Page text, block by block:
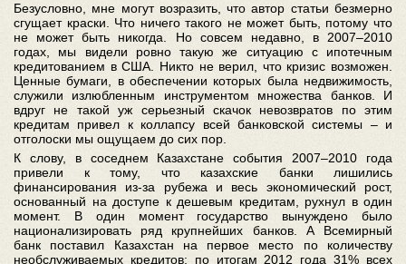
Безусловно, мне могут возразить, что автор статьи безмерно
сгущает краски. Что ничего такого не может быть, потому что
не может быть никогда. Но совсем недавно, в 2007–2010
годах, мы видели ровно такую же ситуацию с ипотечным
кредитованием в США. Никто не верил, что кризис возможен.
Ценные бумаги, в обеспечении которых была недвижимость,
служили излюбленным инструментом множества банков. И
вдруг не такой уж серьезный скачок невозвратов по этим
кредитам привел к коллапсу всей банковской системы – и
отголоски мы ощущаем до сих пор.
К слову, в соседнем Казахстане события 2007–2010 года
привели к тому, что казахские банки лишились
финансирования из-за рубежа и весь экономический рост,
основанный на доступе к дешевым кредитам, рухнул в один
момент. В один момент государство вынуждено было
национализировать ряд крупнейших банков. А Всемирный
банк поставил Казахстан на первое место по количеству
необслуживаемых кредитов: по итогам 2012 года 31% всех